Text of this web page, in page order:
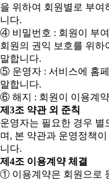
을 위하여 회원별로 부
니다.
④ 비밀번호 : 회원이 부
회원의 권익 보호를 위하
말합니다.
⑤ 운영자 : 서비스에 홈
말합니다.
⑥ 해지 : 회원이 이용계
제3조 약관 외 준칙
운영자는 필요한 경우 별
며, 본 약관과 운영정책
니다.
제4조 이용계약 체결
① 이용계약은 회원으로